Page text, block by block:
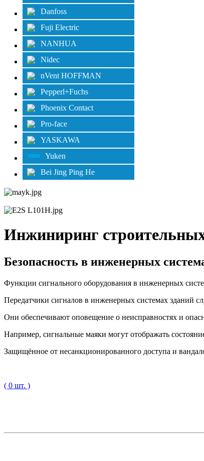
Danfoss
Fuji Electric
NANHUA
Nidec
nVent HOFFMAN
Pepperl+Fuchs
Phoenix Contact
Pro-face
YASKAWA
Yuken
Bei Jing Ping He
Инжиниринг
Безопасность в инженерных
Функции сигнального оборудования в инженерных
Передатчики сигналов в инженерных системах зданий
Они обеспечивают оповещение о неисправностях и
Например, сигнальные маяки могут отображать
Защищённое от несанкционированного доступа и
( 0 шт. )